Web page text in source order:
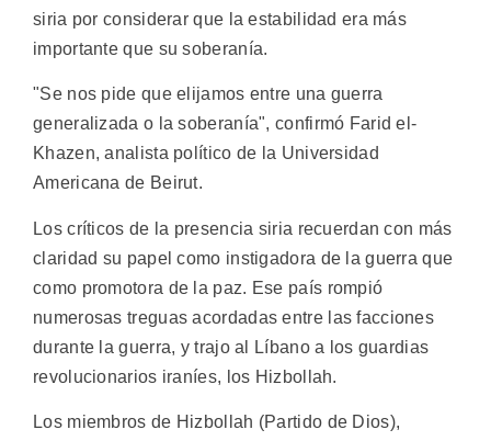
siria por considerar que la estabilidad era más
importante que su soberanía.
"Se nos pide que elijamos entre una guerra
generalizada o la soberanía", confirmó Farid el-
Khazen, analista político de la Universidad
Americana de Beirut.
Los críticos de la presencia siria recuerdan con más
claridad su papel como instigadora de la guerra que
como promotora de la paz. Ese país rompió
numerosas treguas acordadas entre las facciones
durante la guerra, y trajo al Líbano a los guardias
revolucionarios iraníes, los Hizbollah.
Los miembros de Hizbollah (Partido de Dios),